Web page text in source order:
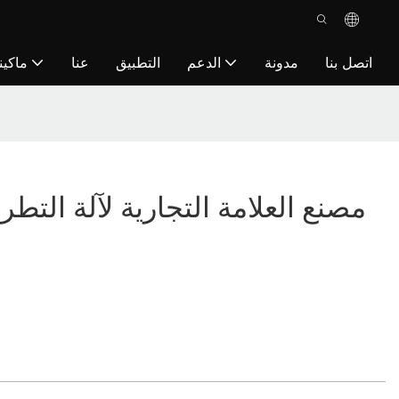
عنا التطبيق الدعم مدونة اتصل بنا
مصنع العلامة التجارية لآلة